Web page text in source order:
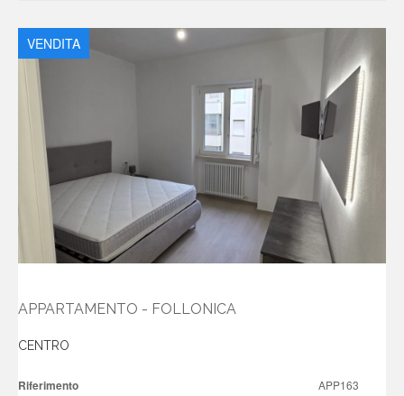
VENDITA
APPARTAMENTO - FOLLONICA
CENTRO
Riferimento APP163